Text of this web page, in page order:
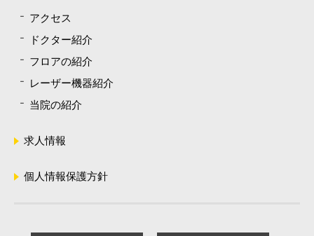
アクセス
ドクター紹介
フロアの紹介
レーザー機器紹介
当院の紹介
求人情報
個人情報保護方針